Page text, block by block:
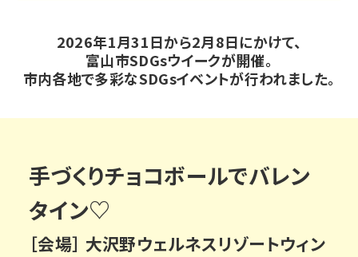
2026年1月31日から2月8日にかけて、
富山市SDGsウイークが開催。
市内各地で多彩なSDGsイベントが行われました。
手づくりチョコボールでバレン
タイン♡
［会場］ 大沢野ウェルネスリゾートウィン